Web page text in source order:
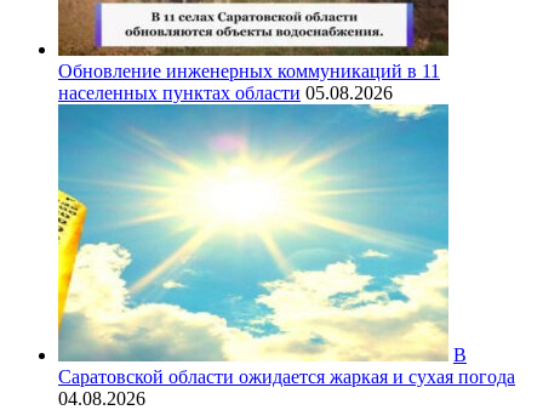
Обновление инженерных коммуникаций в 11
населенных пунктах области 05.08.2026
В
Саратовской области ожидается жаркая и сухая погода
04.08.2026